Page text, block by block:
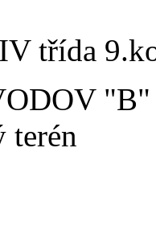
třída
terén